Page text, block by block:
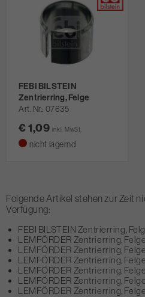
FEBI BILSTEIN
Zentrierring, Felge
Art. Nr. 07635
€ 1,09 inkl. MwSt.
nicht lagernd
Folgende Artikel stehen zur Zeit
Verfügung:
FEBI BILSTEIN Zentrierring,
LEMFÖRDER Zentrierring,
LEMFÖRDER Zentrierring,
LEMFÖRDER Zentrierring,
LEMFÖRDER Zentrierring,
LEMFÖRDER Zentrierring,
LEMFÖRDER Zentrierring,